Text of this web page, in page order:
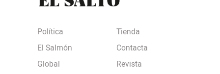
Política
El Salmón
Global
Tienda
Contacta
Revista